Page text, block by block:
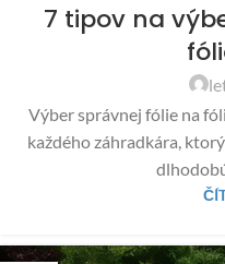
7 tipov na
Výber správnej fólie na
každého záhradkára,